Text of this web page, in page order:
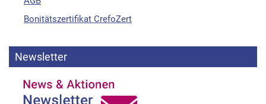
Bonitätszertifikat CrefoZert
Newsletter